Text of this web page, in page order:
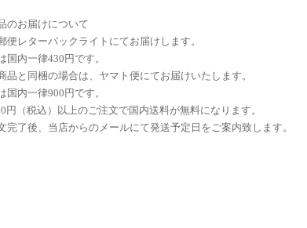
のお届けについて
便レターパックライトにてお届けします。
国内一律430円です。
品と同梱の場合は、ヤマト便にてお届けいたします。
国内一律900円です。
円（税込）以上のご注文で国内送料が無料になります。
完了後、当店からのメールにて発送予定日をご案内致します。